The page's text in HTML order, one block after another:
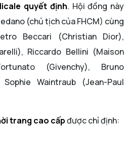
quyết định. Hội đồng này
(chủ tịch của FHCM) cùng
Beccari (Christian Dior),
Riccardo Bellini (Maison
(Givenchy), Bruno
Waintraub (Jean-Paul
trang cao cấpđược chỉ định: